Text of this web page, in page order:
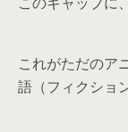
これがただのア
語（フィクショ